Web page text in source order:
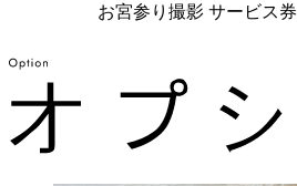
お宮参り撮影 サービス券